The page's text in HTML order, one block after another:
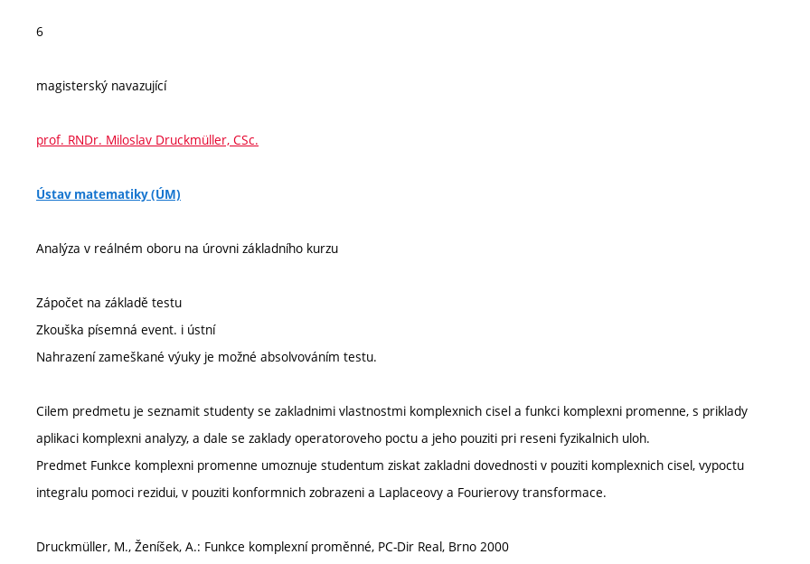
6
magisterský navazující
prof. RNDr. Miloslav Druckmüller, CSc.
Ústav matematiky (ÚM)
Analýza v reálném oboru na úrovni základního kurzu
Zápočet na základě testu
Zkouška písemná event. i ústní
Nahrazení zameškané výuky je možné absolvováním testu.
Cilem predmetu je seznamit studenty se zakladnimi vlastnostmi komplexnich cisel a funkci komplexni promenne, s priklady
aplikaci komplexni analyzy, a dale se zaklady operatoroveho poctu a jeho pouziti pri reseni fyzikalnich uloh.
Predmet Funkce komplexni promenne umoznuje studentum ziskat zakladni dovednosti v pouziti komplexnich cisel, vypoctu
integralu pomoci rezidui, v pouziti konformnich zobrazeni a Laplaceovy a Fourierovy transformace.
Druckmüller, M., Ženíšek, A.: Funkce komplexní proměnné, PC-Dir Real, Brno 2000